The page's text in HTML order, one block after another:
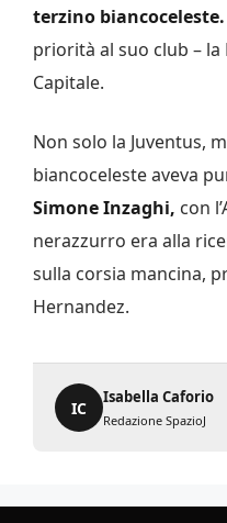
terzino biancoceleste.
priorità al suo club – la
Capitale.
Non solo la Juventus,
biancoceleste aveva
Simone Inzaghi, con
nerazzurro era alla
sulla corsia mancina,
Hernandez.
IC
Isabella Caforio
Redazione SpazioJ